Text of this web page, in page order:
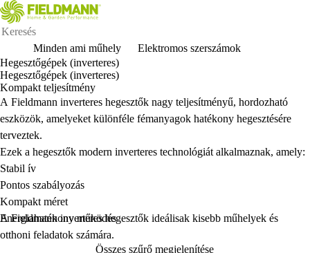
Minden ami műhely
Elektromos szerszámok
Hegesztőgépek (inverteres)
Hegesztőgépek (inverteres)
Kompakt teljesítmény
A Fieldmann inverteres hegesztők nagy teljesítményű, hordozható
eszközök, amelyeket különféle fémanyagok hatékony hegesztésére
terveztek.
Ezek a hegesztők modern inverteres technológiát alkalmaznak, amely:
Stabil ív
Pontos szabályozás
Kompakt méret
Energiahatékony működés
A Fieldmann inverteres hegesztők ideálisak kisebb műhelyek és
otthoni feladatok számára.
Összes szűrő megjelenítése